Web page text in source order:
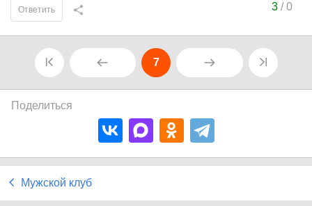
3/0
Ответить
7
Поделиться
Мужской клуб